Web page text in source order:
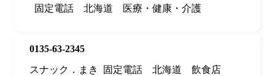
固定電話
北海道 医療・健康・介護
0135-63-2345
スナック．まき
固定電話 北海道 飲食店